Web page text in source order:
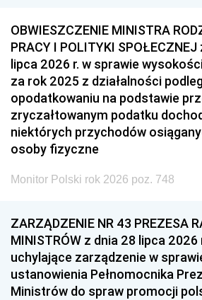
OBWIESZCZENIE MINISTRA
PRACY I POLITYKI
lipca 2026 r. w sprawie
za rok 2025 z działalności
opodatkowaniu na podstawie
zryczałtowanym podatku
niektórych przychodów
osoby fizyczne
Monitor Polski rok 2026 poz. 748
ZARZĄDZENIE NR 43 PREZESA
MINISTRÓW z dnia 28 lipca 2026
uchylające zarządzenie w
ustanowienia Pełnomocnika
Ministrów do spraw promocji